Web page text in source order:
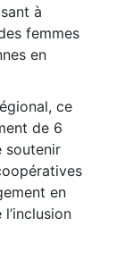
à
femmes
en
ce
de 6
soutenir
en